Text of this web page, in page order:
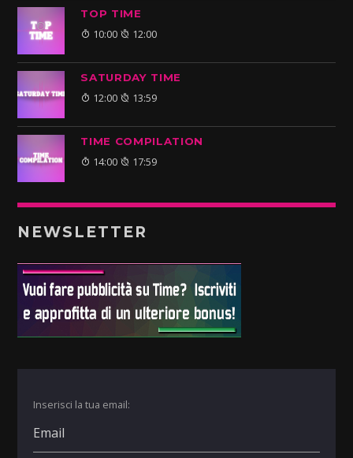
TOP TIME
10:00 12:00
SATURDAY TIME
12:00 13:59
TIME COMPILATION
14:00 17:59
NEWSLETTER
Inserisci la tua email: